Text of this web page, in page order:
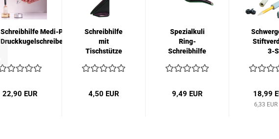
Schreibhilfe Medi-Pen
Druckkugelschreiber...
22,90 EUR
Schreibhilfe
mit
Tischstütze
4,50 EUR
Spezialkuli
Ring-
Schreibhilfe
9,49 EUR
3-
18,99
6,33